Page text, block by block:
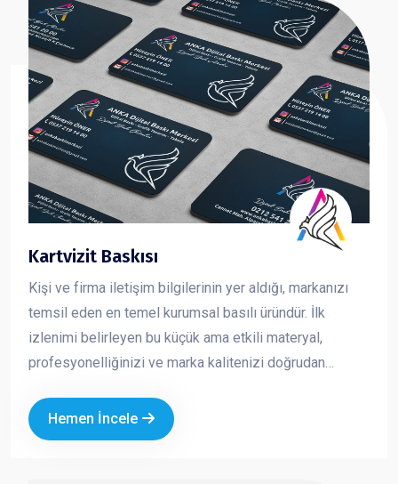
Kartvizit Baskısı
Kişi ve firma iletişim bilgilerinin yer aldığı, markanızı
temsil eden en temel kurumsal basılı üründür. İlk
izlenimi belirleyen bu küçük ama etkili materyal,
profesyonelliğinizi ve marka kalitenizi doğrudan
uygulamaları ile hazırlanan kartvizitler, firmanızın
prestijini artırır ve akılda kalıcılığını güçlendirir.
Hemen İncele